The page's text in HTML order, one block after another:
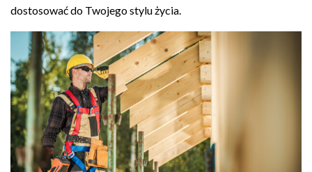
dostosować do Twojego stylu życia.